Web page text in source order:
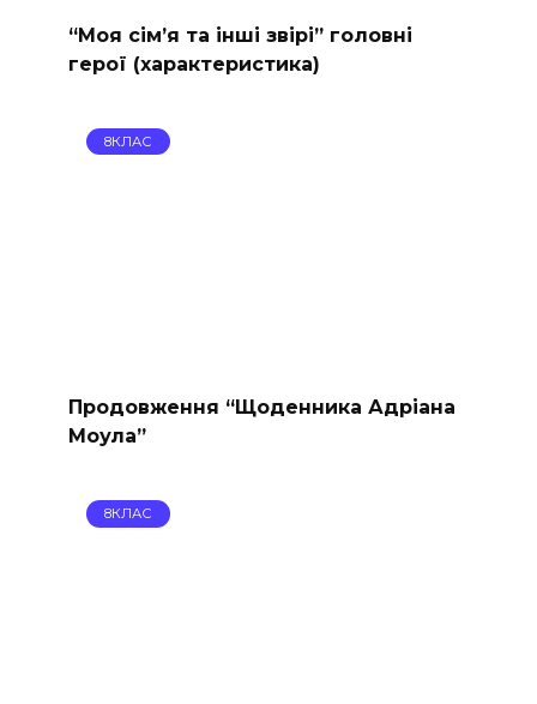
“Моя сімʼя та інші звірі” головні
герої (характеристика)
8КЛАС
Продовження “Щоденника Адріана
Моула”
8КЛАС